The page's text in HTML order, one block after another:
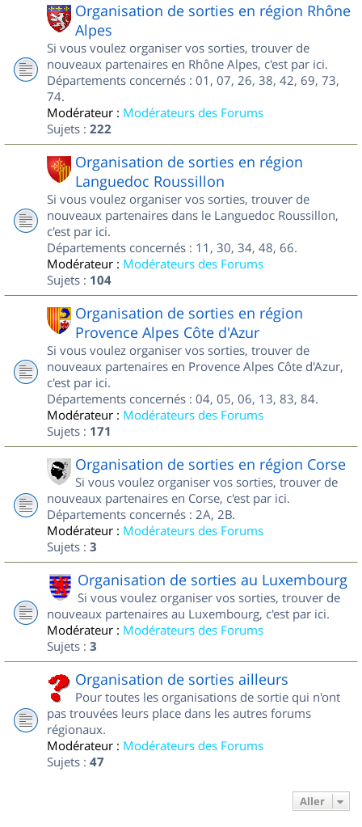
Organisation de sorties en région Rhône
Alpes
Si vous voulez organiser vos sorties, trouver de
nouveaux partenaires en Rhône Alpes, c'est par ici.
Départements concernés : 01, 07, 26, 38, 42, 69, 73,
74.
Modérateur : Modérateurs des Forums
Sujets : 222
Organisation de sorties en région
Languedoc Roussillon
Si vous voulez organiser vos sorties, trouver de
nouveaux partenaires dans le Languedoc Roussillon,
c'est par ici.
Départements concernés : 11, 30, 34, 48, 66.
Modérateur : Modérateurs des Forums
Sujets : 104
Organisation de sorties en région
Provence Alpes Côte d'Azur
Si vous voulez organiser vos sorties, trouver de
nouveaux partenaires en Provence Alpes Côte d'Azur,
c'est par ici.
Départements concernés : 04, 05, 06, 13, 83, 84.
Modérateur : Modérateurs des Forums
Sujets : 171
Organisation de sorties en région Corse
Si vous voulez organiser vos sorties, trouver de
nouveaux partenaires en Corse, c'est par ici.
Départements concernés : 2A, 2B.
Modérateur : Modérateurs des Forums
Sujets : 3
Organisation de sorties au Luxembourg
Si vous voulez organiser vos sorties, trouver de
nouveaux partenaires au Luxembourg, c'est par ici.
Modérateur : Modérateurs des Forums
Sujets : 3
Organisation de sorties ailleurs
Pour toutes les organisations de sortie qui n'ont
pas trouvées leurs place dans les autres forums
régionaux.
Modérateur : Modérateurs des Forums
Sujets : 47
Aller